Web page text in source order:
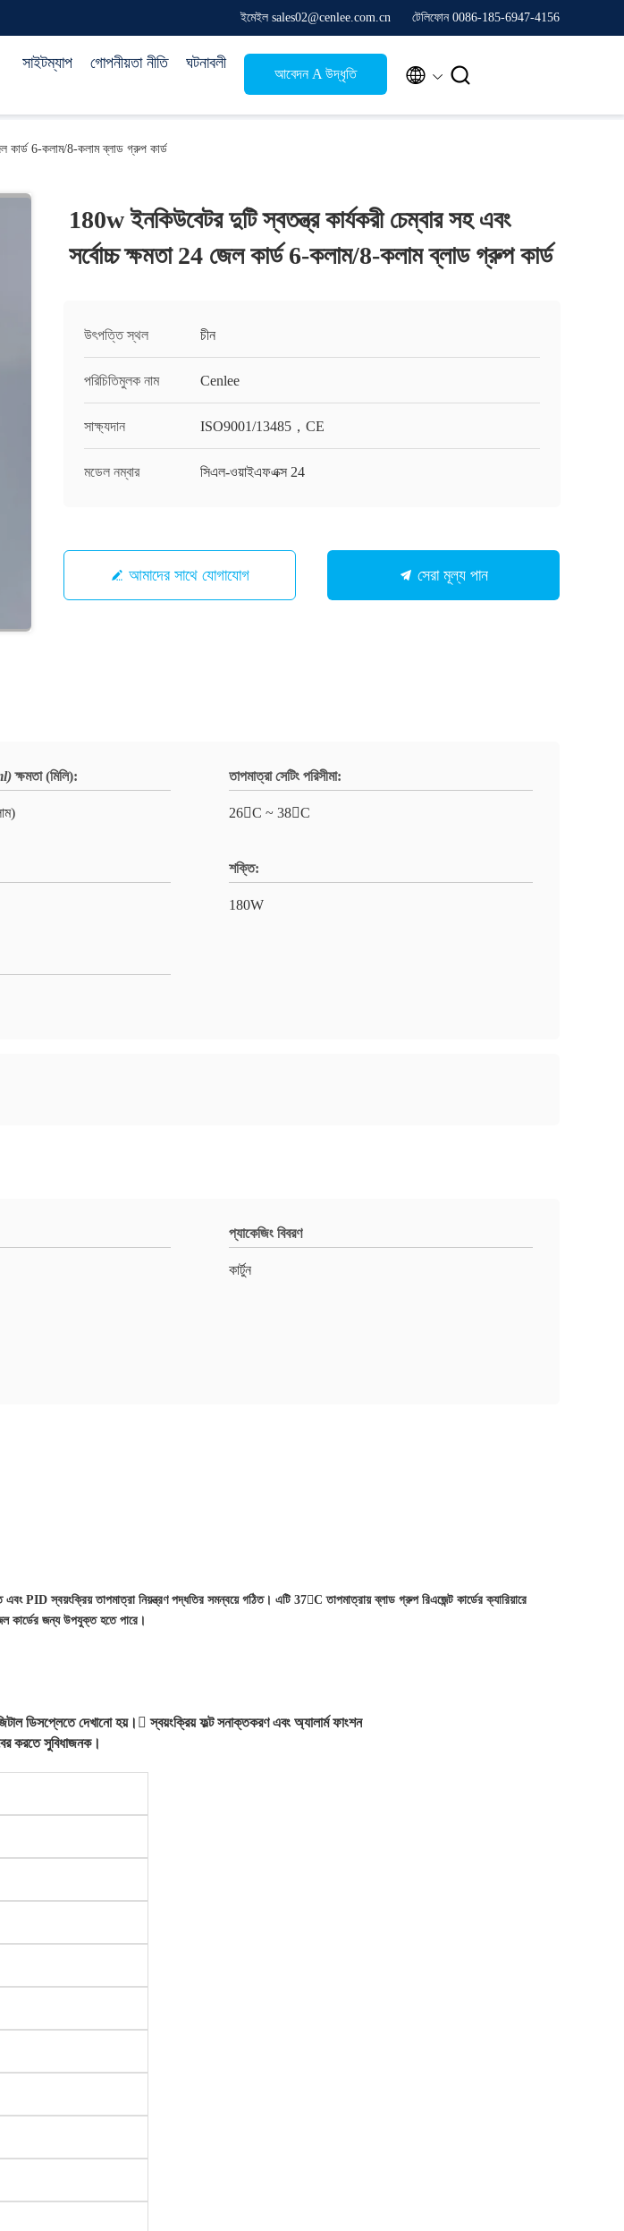
ইমেইল sales02@cenlee.com.cn টেলিফোন 0086-185-6947-4156
সাইটম্যাপ গোপনীয়তা নীতি ঘটনাবলী
আবেদন A উদ্ধৃতি  
কার্ড 6-কলাম/8-কলাম ব্লাড গ্রুপ কার্ড
180w ইনকিউবেটর দুটি স্বতন্ত্র কার্যকরী চেম্বার সহ এবং
সর্বোচ্চ ক্ষমতা 24 জেল কার্ড 6-কলাম/8-কলাম ব্লাড গ্রুপ কার্ড
উৎপত্তি স্থল চীন
পরিচিতিমুলক নাম Cenlee
সাক্ষ্যদান ISO9001/13485，CE
মডেল নম্বার সিএল-ওয়াইএফএক্স 24
আমাদের সাথে যোগাযোগ সেরা মূল্য পান
ক্ষমতা (মিলি): তাপমাত্রা সেটিং পরিসীমা:
26C ~ 38C
শক্তি:
180W
প্যাকেজিং বিবরণ
কার্টুন
PID স্বয়ংক্রিয় তাপমাত্রা নিয়ন্ত্রণ পদ্ধতির সমন্বয়ে গঠিত। এটি 37C তাপমাত্রায় ব্লাড গ্রুপ রিএজেন্ট কার্ডের ক্যারিয়ারে
কার্ডের জন্য উপযুক্ত হতে পারে।
ডিসপ্লেতে দেখানো হয়। স্বয়ংক্রিয় ফল্ট সনাক্তকরণ এবং অ্যালার্ম ফাংশন
করতে সুবিধাজনক।